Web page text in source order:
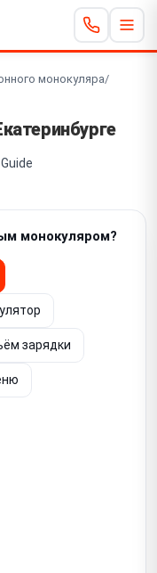
монокуляра/
монокуляром?
зарядки